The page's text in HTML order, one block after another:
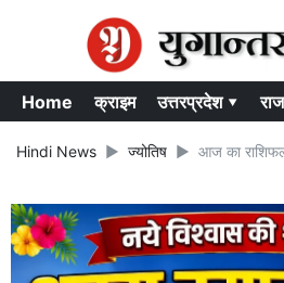
Home क्राइम उत्तरप्रदेश ▾
Hindi News ज्योतिष आज का